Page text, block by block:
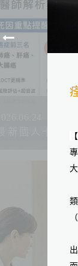
最新國人十大
【
（